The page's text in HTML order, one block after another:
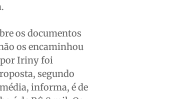
os documentos
os encaminhou
por Iriny foi
segundo
informa, é de